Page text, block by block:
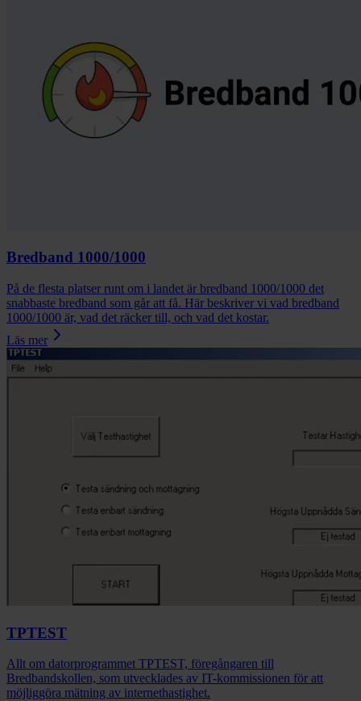
Bredband 1000/1000
På de flesta platser runt om i landet är bredband 1000/1000 det
snabbaste bredband som går att få. Här beskriver vi vad bredband
1000/1000 är, vad det räcker till, och vad det kostar.
Läs mer
TPTEST
Allt om datorprogrammet TPTEST, föregångaren till
Bredbandskollen, som utvecklades av IT-kommissionen för att
möjliggöra mätning av internethastighet.